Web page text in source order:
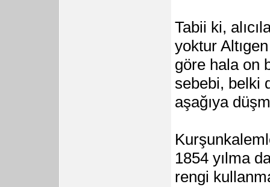
Tabii ki,
yoktur
göre hala on
sebebi, belki
aşağıya
1854 yılma
rengi